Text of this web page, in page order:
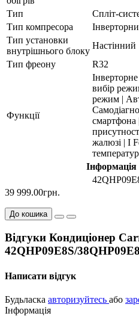
Тип
Спліт-
Тип компресора
Тип установки
внутрішнього блоку
Настінний
Тип фреону
R32
Функції
вибір
режим |
смартфона
жалюзі | I
39 999.00грн.
До кошика
Відгуки Кондиціонер
42QHP09E8S/
Написати відгук
Будьласка авторизуйтесь або
Інформація